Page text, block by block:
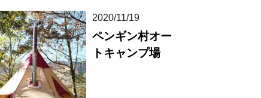
2020/11/19
ペンギン村オー
トキャンプ場